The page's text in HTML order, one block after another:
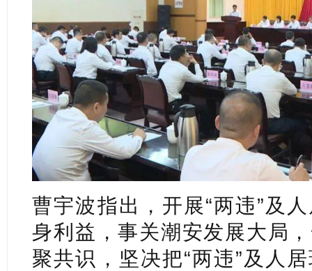
曹宇波指出，开展“两违”及
身利益，事关潮安发展大局
聚共识，坚决把“两违”及人